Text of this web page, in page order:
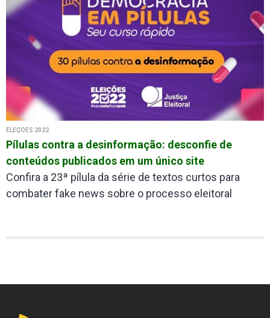
ELEÇÕES 2022
Pílulas contra a desinformação: desconfie de
conteúdos publicados em um único site
Confira a 23ª pílula da série de textos curtos para
combater fake news sobre o processo eleitoral